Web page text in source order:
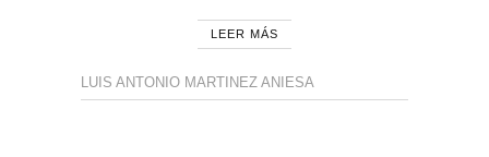
LEER MÁS
LUIS ANTONIO MARTINEZ ANIESA